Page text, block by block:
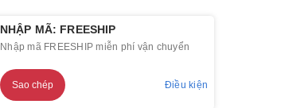
NHẬP MÃ: FREESHIP
Nhập mã FREESHIP miễn phí vận chuyển
Sao chép Điều kiện